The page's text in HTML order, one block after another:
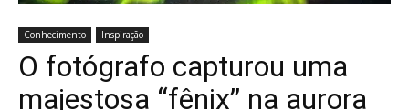
Conhecimento Inspiração
O fotógrafo capturou uma
majestosa “fênix” na aurora